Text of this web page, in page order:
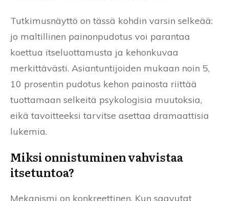
Tutkimusnäyttö on tässä kohdin varsin selkeää:
jo maltillinen painonpudotus voi parantaa
koettua itseluottamusta ja kehonkuvaa
merkittävästi. Asiantuntijoiden mukaan noin 5,
10 prosentin pudotus kehon painosta riittää
tuottamaan selkeitä psykologisia muutoksia,
eikä tavoitteeksi tarvitse asettaa dramaattisia
lukemia.
Miksi onnistuminen vahvistaa
itsetuntoa?
Mekanismi on konkreettinen. Kun saavutat